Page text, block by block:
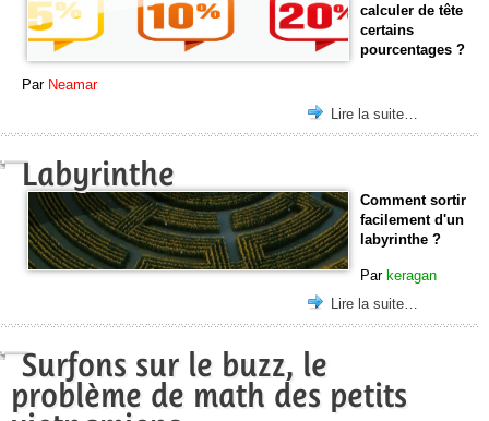
calculer de tête
certains
pourcentages ?
Par Neamar
Lire la suite…
Labyrinthe
Comment sortir
facilement d'un
labyrinthe ?
Par keragan
Lire la suite…
Surfons sur le buzz, le
problème de math des petits